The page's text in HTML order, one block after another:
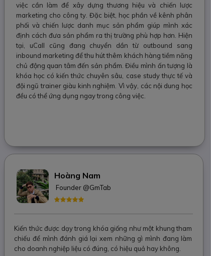
việc cần làm để xây dựng thương hiệu và chiến lược
marketing cho công ty. Đặc biệt, học phần về kênh phân
phối và chiến lược danh mục sản phẩm giúp mình xác
định cách đưa sản phẩm ra thị trường phù hợp hơn. Hiện
tại, uCall cũng đang chuyển dần từ outbound sang
inbound marketing để thu hút thêm khách hàng tiềm năng
chủ động quan tâm đến sản phẩm. Điều mình ấn tượng là
khóa học có kiến thức chuyên sâu, case study thực tế và
đội ngũ trainer giàu kinh nghiệm. Vì vậy, các nội dung học
đều có thể ứng dụng ngay trong công việc.
Kiến thức được dạy trong khóa giống như một khung tham
chiếu để mình đánh giá lại xem những gì mình đang làm
cho doanh nghiệp liệu có đúng, có hiệu quả hay không.
Hoàng Nam
Founder @GmTab